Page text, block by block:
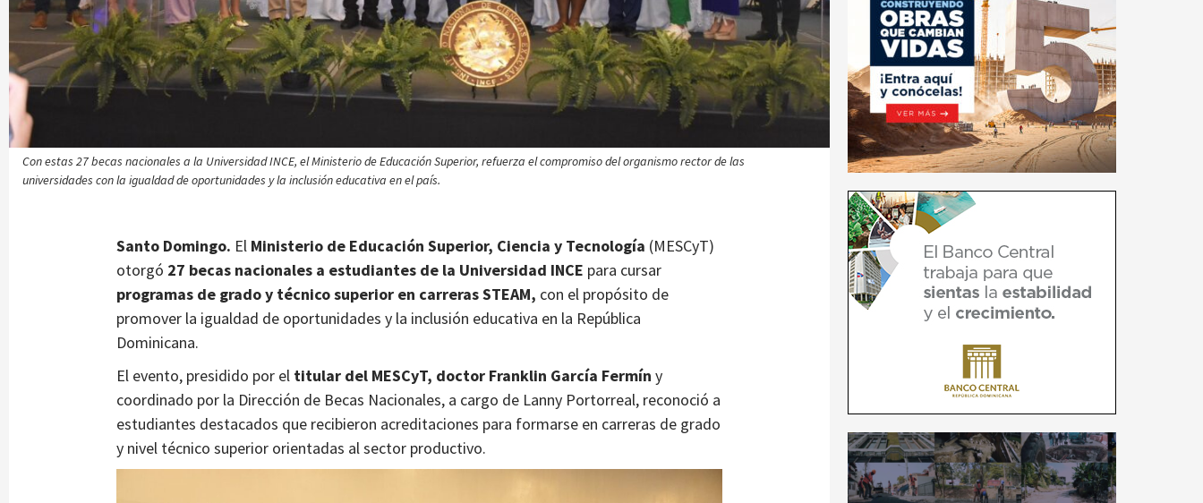
Con estas 27 becas nacionales a la Universidad INCE, el Ministerio de Educación Superior, refuerza el compromiso del organismo rector de las
universidades con la igualdad de oportunidades y la inclusión educativa en el país.
Santo Domingo. El Ministerio de Educación Superior, Ciencia y Tecnología (MESCyT)
otorgó 27 becas nacionales a estudiantes de la Universidad INCE para cursar
programas de grado y técnico superior en carreras STEAM, con el propósito de
promover la igualdad de oportunidades y la inclusión educativa en la República
Dominicana.
El evento, presidido por el titular del MESCyT, doctor Franklin García Fermín y
coordinado por la Dirección de Becas Nacionales, a cargo de Lanny Portorreal, reconoció a
estudiantes destacados que recibieron acreditaciones para formarse en carreras de grado
y nivel técnico superior orientadas al sector productivo.